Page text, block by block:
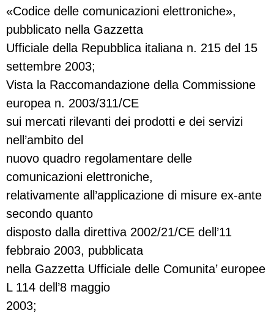
«Codice delle comunicazioni elettroniche»,
pubblicato nella Gazzetta
Ufficiale della Repubblica italiana n. 215 del 15
settembre 2003;
Vista la Raccomandazione della Commissione
europea n. 2003/311/CE
sui mercati rilevanti dei prodotti e dei servizi
nell’ambito del
nuovo quadro regolamentare delle
comunicazioni elettroniche,
relativamente all’applicazione di misure ex-ante
secondo quanto
disposto dalla direttiva 2002/21/CE dell’11
febbraio 2003, pubblicata
nella Gazzetta Ufficiale delle Comunita’ europee
L 114 dell’8 maggio
2003;